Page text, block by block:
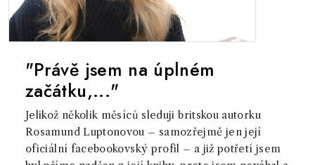
"Právě jsem na úplném
začátku,..."
Jelikož několik měsíců sleduji britskou autorku
Rosamund Luptonovou – samozřejmě jen její
oficiální facebookovský profil – a již potřetí jsem